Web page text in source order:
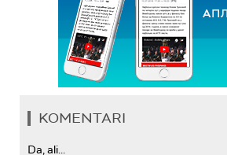
KOMENTARI
Da, ali...